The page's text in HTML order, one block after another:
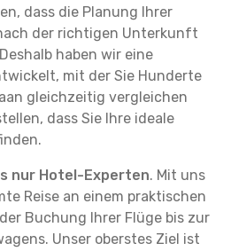
dass die Planung Ihrer
der richtigen Unterkunft
haben wir eine
mit der Sie Hunderte
gleichzeitig vergleichen
dass Sie Ihre ideale
nur Hotel-Experten. Mit uns
Reise an einem praktischen
Buchung Ihrer Flüge bis zur
Unser oberstes Ziel ist